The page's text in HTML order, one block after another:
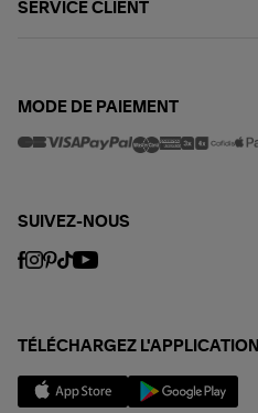
SERVICE CLIENT
MODE DE PAIEMENT
SUIVEZ-NOUS
TÉLÉCHARGEZ L'APPLICATION